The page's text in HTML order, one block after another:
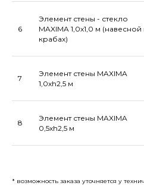
6
Элемент стены - стекло
MAXIMA 1,0х1,0 м (навесной
крабах)
7
Элемент стены MAXIMA
1,0хh2,5 м
8
Элемент стены MAXIMA
0,5хh2,5 м
* возможность заказа уточняется у